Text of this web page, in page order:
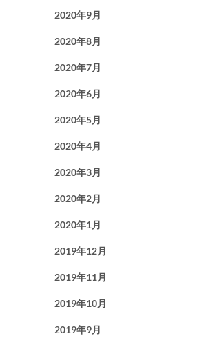
2020年9月
2020年8月
2020年7月
2020年6月
2020年5月
2020年4月
2020年3月
2020年2月
2020年1月
2019年12月
2019年11月
2019年10月
2019年9月